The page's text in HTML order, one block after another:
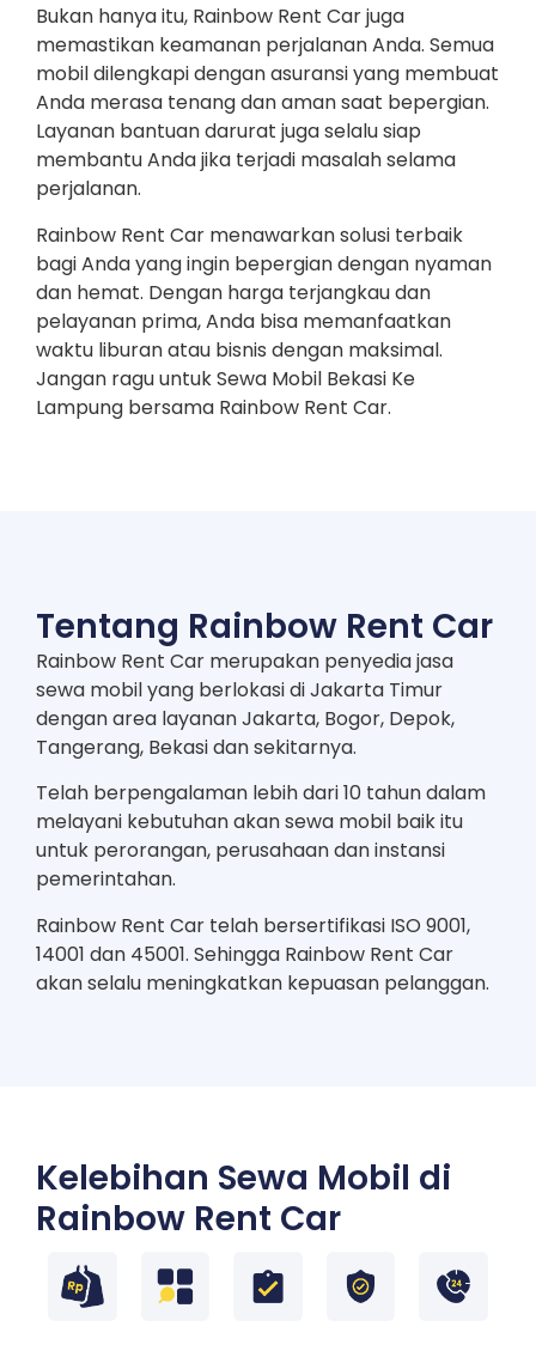
Bukan hanya itu, Rainbow Rent Car juga
memastikan keamanan perjalanan Anda. Semua
mobil dilengkapi dengan asuransi yang membuat
Anda merasa tenang dan aman saat bepergian.
Layanan bantuan darurat juga selalu siap
membantu Anda jika terjadi masalah selama
perjalanan.
Rainbow Rent Car menawarkan solusi terbaik
bagi Anda yang ingin bepergian dengan nyaman
dan hemat. Dengan harga terjangkau dan
pelayanan prima, Anda bisa memanfaatkan
waktu liburan atau bisnis dengan maksimal.
Jangan ragu untuk Sewa Mobil Bekasi Ke
Lampung bersama Rainbow Rent Car.
Tentang Rainbow Rent Car
Rainbow Rent Car merupakan penyedia jasa
sewa mobil yang berlokasi di Jakarta Timur
dengan area layanan Jakarta, Bogor, Depok,
Tangerang, Bekasi dan sekitarnya.
Telah berpengalaman lebih dari 10 tahun dalam
melayani kebutuhan akan sewa mobil baik itu
untuk perorangan, perusahaan dan instansi
pemerintahan.
Rainbow Rent Car telah bersertifikasi ISO 9001,
14001 dan 45001. Sehingga Rainbow Rent Car
akan selalu meningkatkan kepuasan pelanggan.
Kelebihan Sewa Mobil di
Rainbow Rent Car